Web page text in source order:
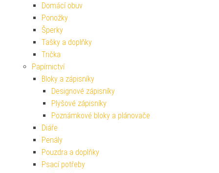
Domácí obuv
Ponožky
Šperky
Tašky a doplňky
Trička
Papírnictví
Bloky a zápisníky
Designové zápisníky
Plyšové zápisníky
Poznámkové bloky a plánovače
Diáře
Penály
Pouzdra a doplňky
Psací potřeby